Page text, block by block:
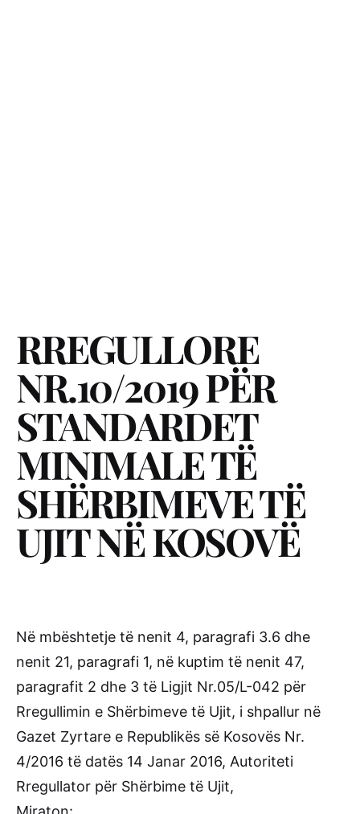
RREGULLORE
NR.10/2019 PËR
STANDARDET
MINIMALE TË
SHËRBIMEVE TË
UJIT NË KOSOVË
Në mbështetje të nenit 4, paragrafi 3.6 dhe
nenit 21, paragrafi 1, në kuptim të nenit 47,
paragrafit 2 dhe 3 të Ligjit Nr.05/L-042 për
Rregullimin e Shërbimeve të Ujit, i shpallur në
Gazet Zyrtare e Republikës së Kosovës Nr.
4/2016 të datës 14 Janar 2016, Autoriteti
Rregullator për Shërbime të Ujit,